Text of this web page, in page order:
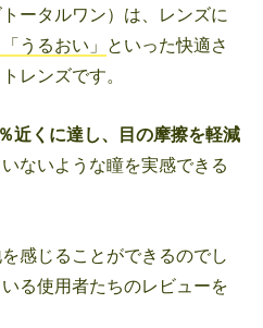
ータルワン）は、レンズに
うるおい」 といった快適さ
レンズです。
近くに達し、目の摩擦を軽減
ないような瞳を実感できる
感じることができるのでし
る使用者たちのレビューを